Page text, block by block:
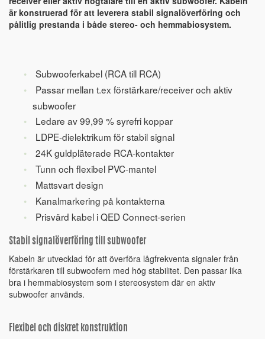
är konstruerad för att leverera stabil signalöverföring och
pålitlig prestanda i både stereo- och hemmabiosystem.
Subwooferkabel (RCA till RCA)
Passar mellan t.ex förstärkare/receiver och aktiv
subwoofer
Ledare av 99,99 % syrefri koppar
LDPE-dielektrikum för stabil signal
24K guldpläterade RCA-kontakter
Tunn och flexibel PVC-mantel
Mattsvart design
Kanalmarkering på kontakterna
Prisvärd kabel i QED Connect-serien
Stabil signalöverföring till subwoofer
Kabeln är utvecklad för att överföra lågfrekventa signaler från
förstärkaren till subwoofern med hög stabilitet. Den passar lika
bra i hemmabiosystem som i stereosystem där en aktiv
subwoofer används.
Flexibel och diskret konstruktion